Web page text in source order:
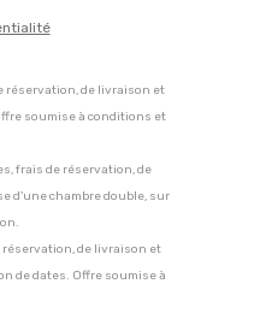
réservation, de livraison et
soumise à conditions et
frais de réservation, de
d'une chambre double, sur
réservation, de livraison et
de dates. Offre soumise à